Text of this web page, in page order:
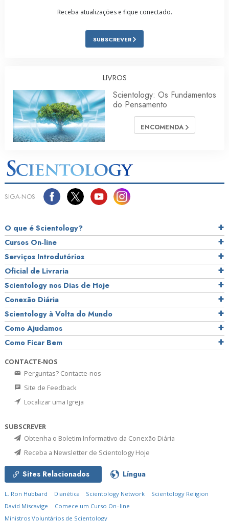
Receba atualizações e fique conectado.
SUBSCREVER
LIVROS
Scientology: Os Fundamentos
do Pensamento
ENCOMENDA
SIGA‑NOS
O que é Scientology?
Cursos On‑line
Serviços Introdutórios
Oficial de Livraria
Scientology nos Dias de Hoje
Conexão Diária
Scientology à Volta do Mundo
Como Ajudamos
Como Ficar Bem
CONTACTE‑NOS
Perguntas? Contacte‑nos
Site de Feedback
Localizar uma Igreja
SUBSCREVER
Obtenha o Boletim Informativo da Conexão Diária
Receba a Newsletter de Scientology Hoje
Sites Relacionados Língua
L. Ron Hubbard Dianética Scientology Network
Scientology Religion
David Miscavige
Comece um Curso On–line
Ministros Voluntários de Scientology